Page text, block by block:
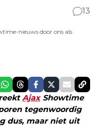
13
nieuws door ons als
AjaxShowtime
tegenwoordig
dus, maar niet uit